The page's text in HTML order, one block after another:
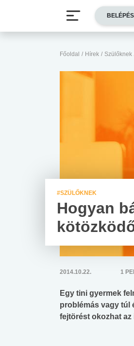
Főoldal / Hírek / Szülőknek
#SZÜLŐKNEK
Hogyan
2014.10.22. 1
Egy tini gyermek
problémás vagy túl
fejtörést okozhat
BELÉPÉS